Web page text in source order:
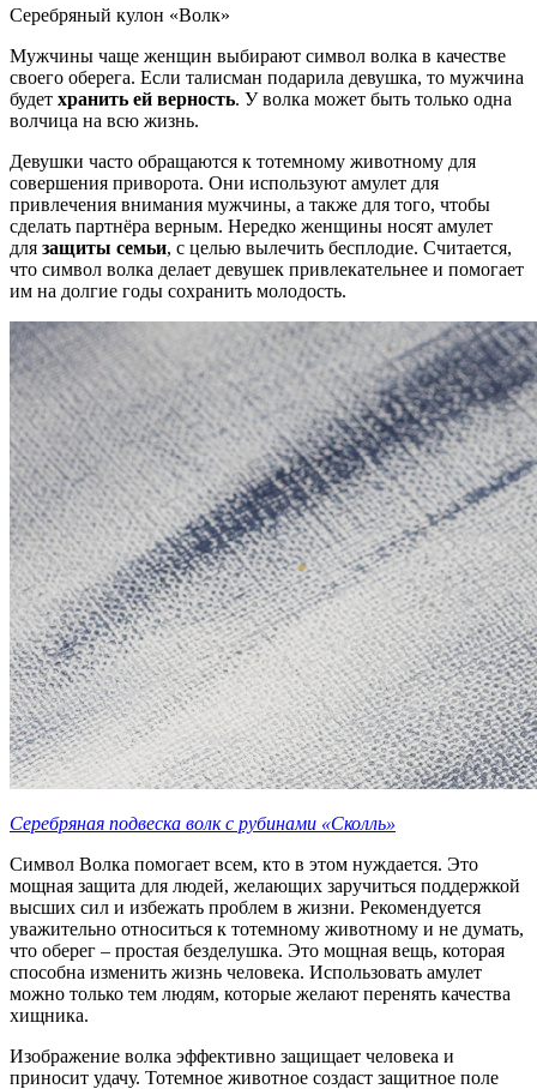
Серебряный кулон «Волк»
Мужчины чаще женщин выбирают символ волка в качестве
своего оберега. Если талисман подарила девушка, то мужчина
будет хранить ей верность. У волка может быть только одна
волчица на всю жизнь.
Девушки часто обращаются к тотемному животному для
совершения приворота. Они используют амулет для
привлечения внимания мужчины, а также для того, чтобы
сделать партнёра верным. Нередко женщины носят амулет
для защиты семьи, с целью вылечить бесплодие. Считается,
что символ волка делает девушек привлекательнее и помогает
им на долгие годы сохранить молодость.
Серебряная подвеска волк с рубинами «Сколль»
Символ Волка помогает всем, кто в этом нуждается. Это
мощная защита для людей, желающих заручиться поддержкой
высших сил и избежать проблем в жизни. Рекомендуется
уважительно относиться к тотемному животному и не думать,
что оберег – простая безделушка. Это мощная вещь, которая
способна изменить жизнь человека. Использовать амулет
можно только тем людям, которые желают перенять качества
хищника.
Изображение волка эффективно защищает человека и
приносит удачу. Тотемное животное создаст защитное поле